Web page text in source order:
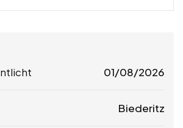
01/08/2026
Biederitz